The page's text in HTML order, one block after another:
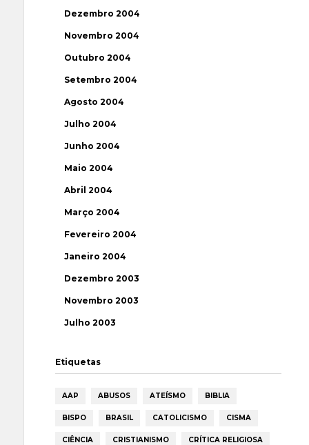
Dezembro 2004
Novembro 2004
Outubro 2004
Setembro 2004
Agosto 2004
Julho 2004
Junho 2004
Maio 2004
Abril 2004
Março 2004
Fevereiro 2004
Janeiro 2004
Dezembro 2003
Novembro 2003
Julho 2003
Etiquetas
AAP ABUSOS ATEÍSMO BIBLIA
BISPO BRASIL CATOLICISMO CISMA
CIÊNCIA CRISTIANISMO CRÍTICA RELIGIOSA